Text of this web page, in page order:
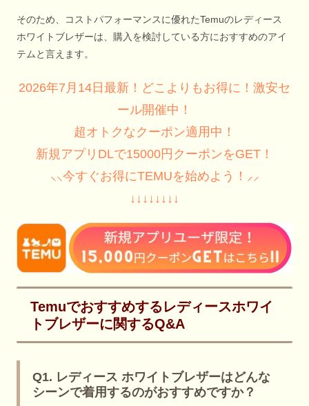
そのため、コストパフォーマンスに優れたTemuのレディース
ホワイトブレザーは、購入を検討している方におすすめのアイ
テムと言えます。
2026年7月14日最新！どこよりもお得に！激安セ
ール開催中！
超オトクなクーポン適用中！
新規アプリDLで15000円クーポンをGET！
⸜⸜今すぐお得にTEMUを始めよう！⸝⸝
↓↓↓↓↓↓↓↓
Temuでおすすめするレディースホワイ
トブレザーに関するQ&A
Q1. レディース ホワイトブレザーはどんな
シーンで着用するのがおすすめですか？